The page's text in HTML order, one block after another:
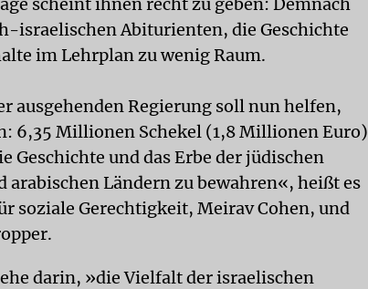
israelischen Abiturienten, die Geschichte
im Lehrplan zu wenig Raum.
ausgehenden Regierung soll nun helfen,
6,35 Millionen Schekel (1,8 Millionen Euro)
Geschichte und das Erbe der jüdischen
arabischen Ländern zu bewahren«, heißt es
soziale Gerechtigkeit, Meirav Cohen, und
darin, »die Vielfalt der israelischen